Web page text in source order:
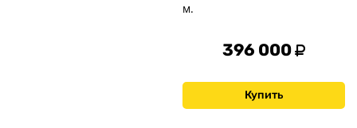
м.
396 000
Купить